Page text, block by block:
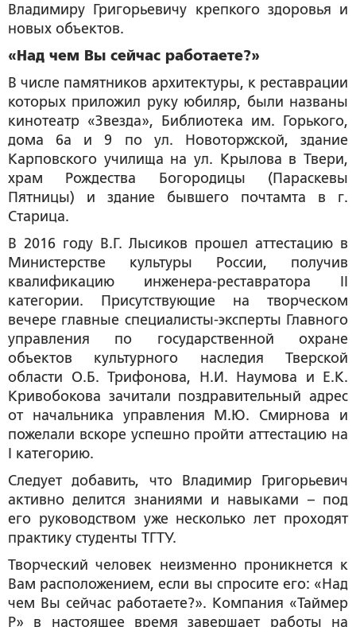
Владимиру Григорьевичу крепкого здоровья и
новых объектов.
«Над чем Вы сейчас работаете?»
В числе памятников архитектуры, к реставрации
которых приложил руку юбиляр, были названы
кинотеатр «Звезда», Библиотека им. Горького,
дома 6а и 9 по ул. Новоторжской, здание
Карповского училища на ул. Крылова в Твери,
храм Рождества Богородицы (Параскевы
Пятницы) и здание бывшего почтамта в г.
Старица.
В 2016 году В.Г. Лысиков прошел аттестацию в
Министерстве культуры России, получив
квалификацию инженера-реставратора II
категории. Присутствующие на творческом
вечере главные специалисты-эксперты Главного
управления по государственной охране
объектов культурного наследия Тверской
области О.Б. Трифонова, Н.И. Наумова и Е.К.
Кривобокова зачитали поздравительный адрес
от начальника управления М.Ю. Смирнова и
пожелали вскоре успешно пройти аттестацию на
I категорию.
Следует добавить, что Владимир Григорьевич
активно делится знаниями и навыками – под
его руководством уже несколько лет проходят
практику студенты ТГТУ.
Творческий человек неизменно проникнется к
Вам расположением, если вы спросите его: «Над
чем Вы сейчас работаете?». Компания «Таймер
Р» в настоящее время завершает работы на